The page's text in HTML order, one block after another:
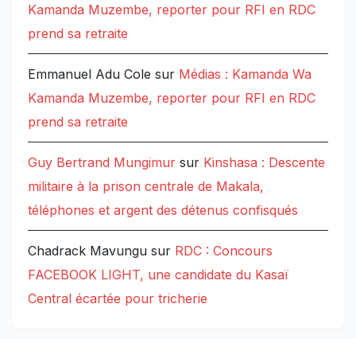
Kamanda Muzembe, reporter pour RFI en RDC
prend sa retraite
Emmanuel Adu Cole sur Médias : Kamanda Wa
Kamanda Muzembe, reporter pour RFI en RDC
prend sa retraite
Guy Bertrand Mungimur sur Kinshasa : Descente
militaire à la prison centrale de Makala,
téléphones et argent des détenus confisqués
Chadrack Mavungu sur RDC : Concours
FACEBOOK LIGHT, une candidate du Kasaï
Central écartée pour tricherie